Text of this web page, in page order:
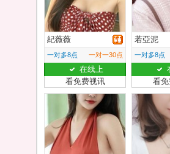
紀薇薇
一对多8点 一对一30点
在线上
看免费视讯
若亞泥
一对多8点
看